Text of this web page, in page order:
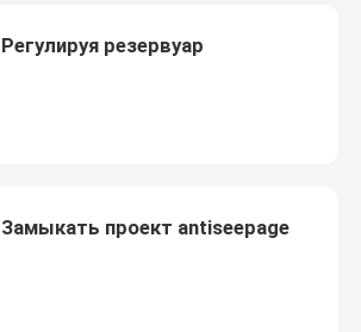
Регулируя резервуар
Замыкать проект antiseepage